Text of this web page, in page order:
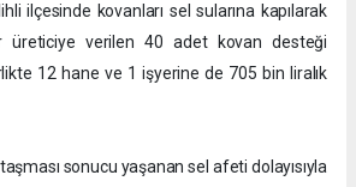
ilçesinde kovanları sel sularına kapılarak
üreticiye verilen 40 adet kovan desteği
12 hane ve 1 işyerine de 705 bin liralık
taşması sonucu yaşanan sel afeti dolayısıyla